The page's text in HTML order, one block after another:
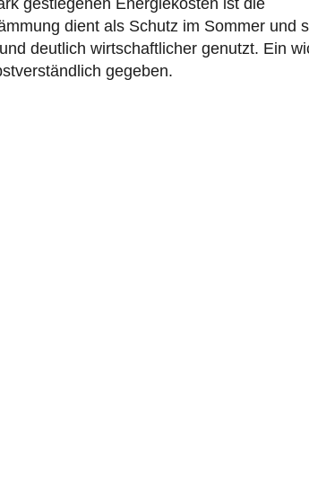
dient als Schutz im Sommer und
deutlich wirtschaftlicher genutzt. Ein
gegeben.